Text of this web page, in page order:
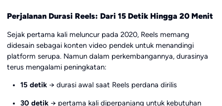
Perjalanan Durasi Reels: Dari 15 Detik Hingga 20 Menit
Sejak pertama kali meluncur pada 2020, Reels memang
didesain sebagai konten video pendek untuk menandingi
platform serupa. Namun dalam perkembangannya, durasinya
terus mengalami peningkatan:
15 detik→ durasi awal saat Reels perdana dirilis
30 detik→ pertama kali diperpanjang untuk kebutuhan